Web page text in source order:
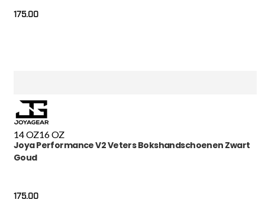
175.00
14 OZ16 OZ
Joya Performance V2 Veters Bokshandschoenen Zwart
Goud
175.00